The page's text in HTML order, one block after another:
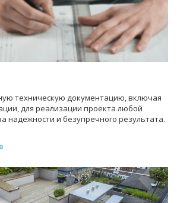
техническую документацию, включая
для реализации проекта любой
надежности и безупречного результата.